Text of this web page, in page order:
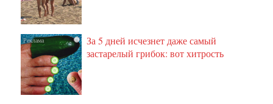
i
За 5 дней исчезнет даже самый
застарелый грибок: вот хитрость